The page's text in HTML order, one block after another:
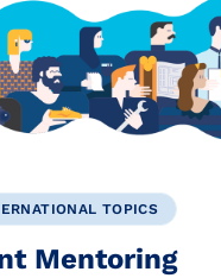
TOPICS
Mentoring